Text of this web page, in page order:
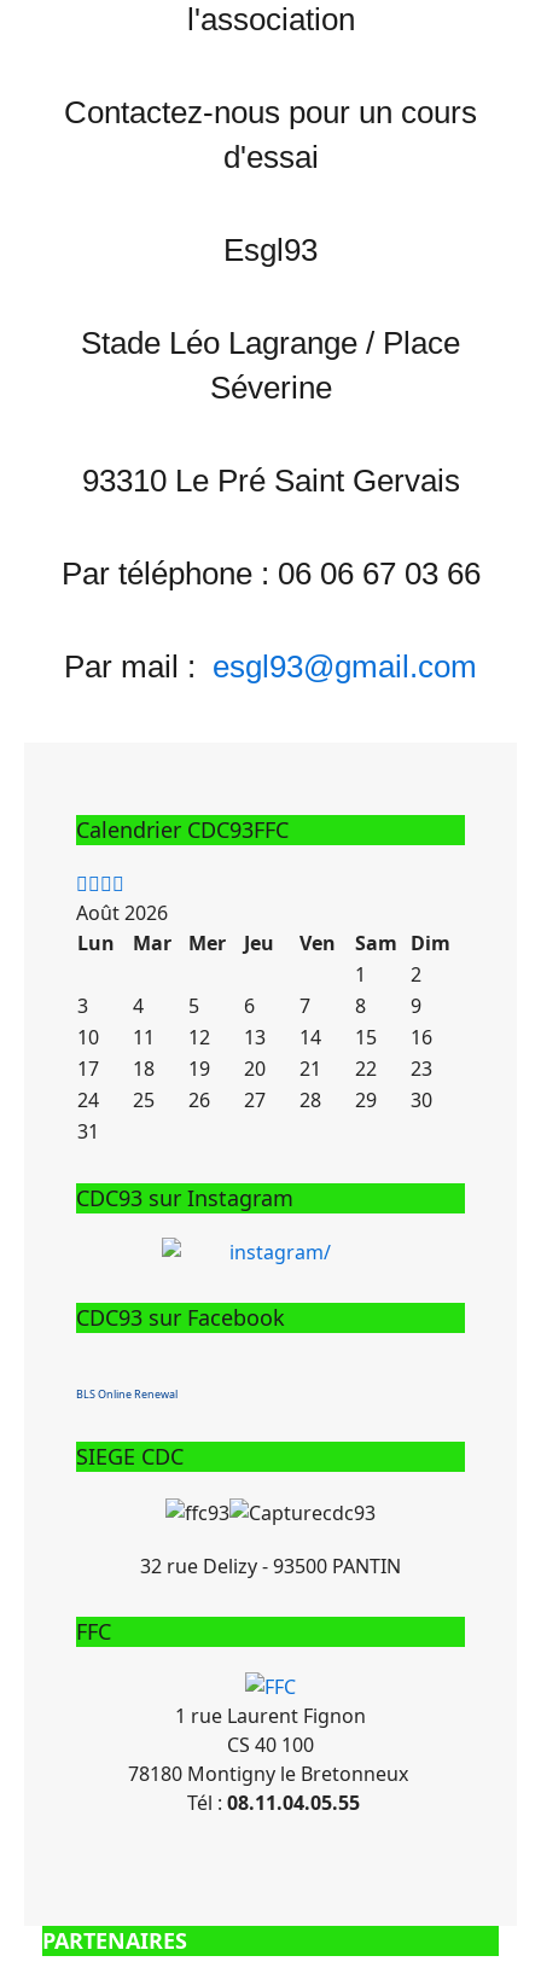
l'association
Contactez-nous pour un cours
d'essai
Esgl93
Stade Léo Lagrange / Place
Séverine
93310 Le Pré Saint Gervais
Par téléphone : 06 06 67 03 66
Par mail : esgl93@gmail.com
Calendrier CDC93FFC
Année
précédente
Mois
précédent
Année
suivante
Mois
suivant
Août 2026
Lun
Mar Mer Jeu Ven Sam Dim
1
2
3
4 5 6 7 8
9
10
11 12 13 14 15
16
17
18 19 20 21 22
23
24
25 26 27 28 29
30
31
CDC93 sur Instagram
CDC93 sur Facebook
BLS Online Renewal
SIEGE CDC
32 rue Delizy - 93500 PANTIN
FFC
1 rue Laurent Fignon
CS 40 100
78180 Montigny le Bretonneux
Tél : 08.11.04.05.55
PARTENAIRES